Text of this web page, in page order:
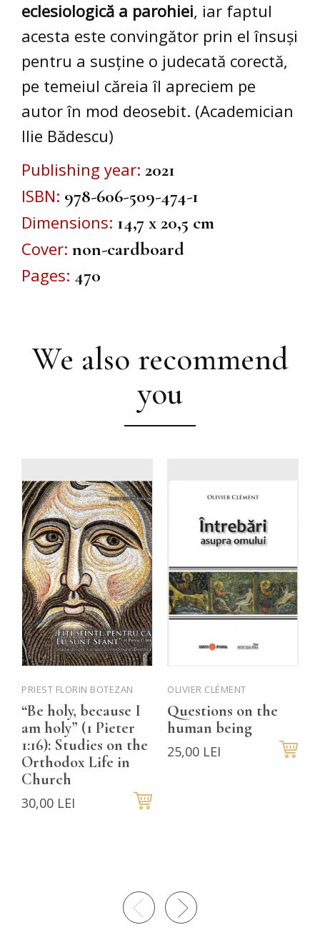
eclesiologică a parohiei, iar faptul
acesta este convingător prin el însuși
pentru a susține o judecată corectă,
pe temeiul căreia îl apreciem pe
autor în mod deosebit. (Academician
Ilie Bădescu)
Publishing year 2021
ISBN 978-606-509-474-1
Dimensions 14,7 x 20,5 cm
Cover non-cardboard
Pages 470
We also recommend
you
PRIEST FLORIN BOTEZAN
“Be holy, because I
am holy” (1 Pieter
1:16): Studies on the
Orthodox Life in
Church
30,00 LEI
OLIVIER CLÉMENT
Questions on the
human being
25,00 LEI